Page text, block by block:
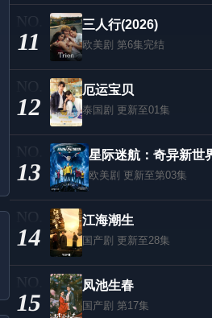
11
三人行(2026)
欧美剧 第6集完结
12
厄运宝贝
泰国剧 更新至01集
13 欧美剧 更新至第03集
14
江海潮生
国产剧 更新至28集
15
凤池生春
国产剧 第17集